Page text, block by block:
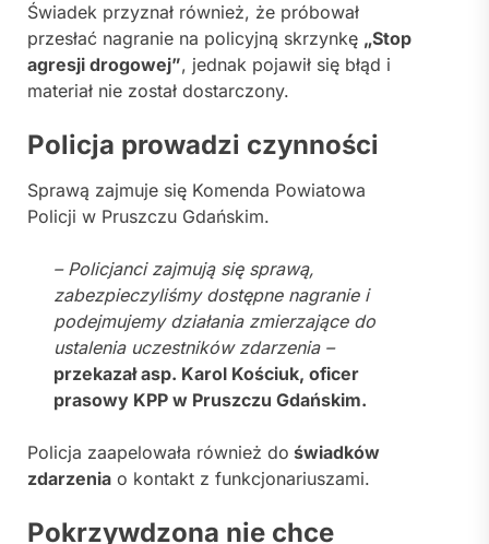
Świadek przyznał również, że próbował
przesłać nagranie na policyjną skrzynkę „Stop
agresji drogowej”, jednak pojawił się błąd i
materiał nie został dostarczony.
Policja prowadzi czynności
Sprawą zajmuje się Komenda Powiatowa
Policji w Pruszczu Gdańskim.
– Policjanci zajmują się sprawą,
zabezpieczyliśmy dostępne nagranie i
podejmujemy działania zmierzające do
ustalenia uczestników zdarzenia –
przekazał asp. Karol Kościuk, oficer
prasowy KPP w Pruszczu Gdańskim.
Policja zaapelowała również do świadków
zdarzenia o kontakt z funkcjonariuszami.
Pokrzywdzona nie chce